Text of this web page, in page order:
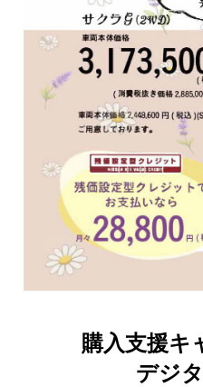
購入支援キ
デジ